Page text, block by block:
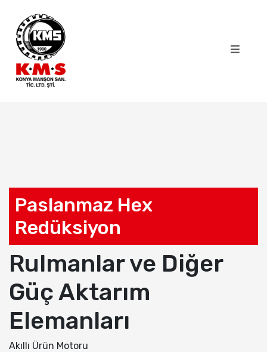
Paslanmaz Hex
Redüksiyon
Rulmanlar ve Diğer
Güç Aktarım
Elemanları
Akıllı Ürün Motoru